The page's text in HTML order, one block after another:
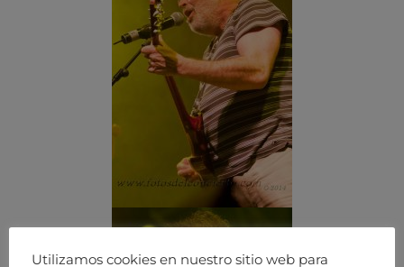
Utilizamos cookies en nuestro sitio web para